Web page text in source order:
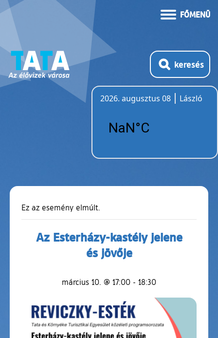
FŐMENÜ
keresés
2026. augusztus 08
László
Ez az esemény elmúlt.
Az Esterházy-kastély jelene
és jövője
március 10. @ 17:00 - 18:30